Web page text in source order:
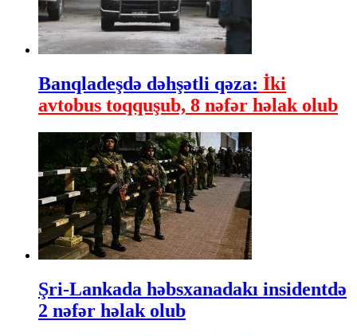
Banqladeşdə dəhşətli qəza: İki
avtobus toqquşub, 8 nəfər həlak olub
Şri-Lankada həbsxanadakı insidentdə
2 nəfər həlak olub